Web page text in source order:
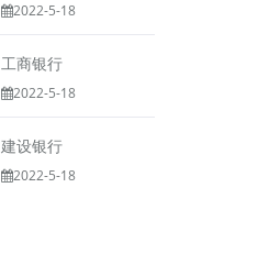
2022-5-18
工商银行
2022-5-18
建设银行
2022-5-18